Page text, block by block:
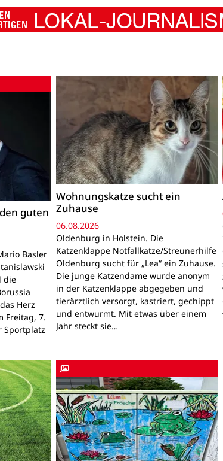
guten
Basler
die
Herz
Freitag, 7.
Sportplatz
Wohnungskatze sucht ein
Zuhause
06.08.2026
Oldenburg in Holstein. Die
Katzenklappe Notfallkatze/Streunerhilfe
Oldenburg sucht für „Lea“ ein Zuhause.
Die junge Katzendame wurde anonym
in der Katzenklappe abgegeben und
tierärztlich versorgt, kastriert, gechippt
und entwurmt. Mit etwas über einem
Jahr steckt sie…